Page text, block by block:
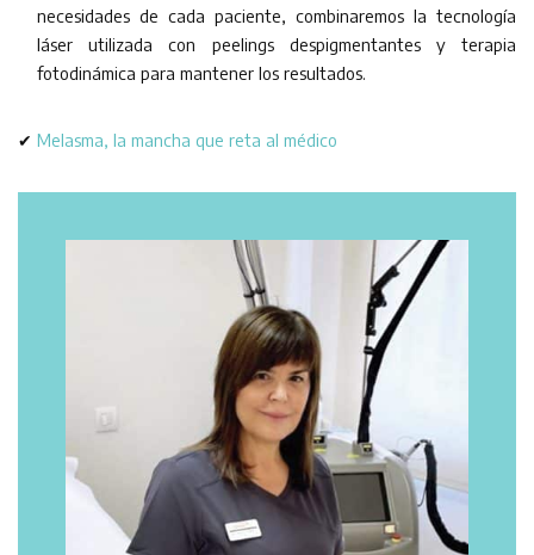
necesidades de cada paciente, combinaremos la tecnología
láser utilizada con peelings despigmentantes y terapia
fotodinámica para mantener los resultados.
✔ Melasma, la mancha que reta al médico